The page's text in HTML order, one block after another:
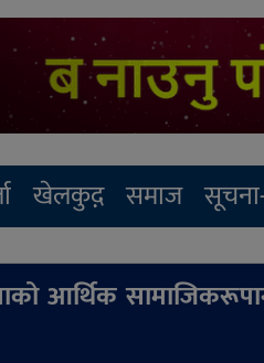
खेलकुद़़ समाज
आर्थिक